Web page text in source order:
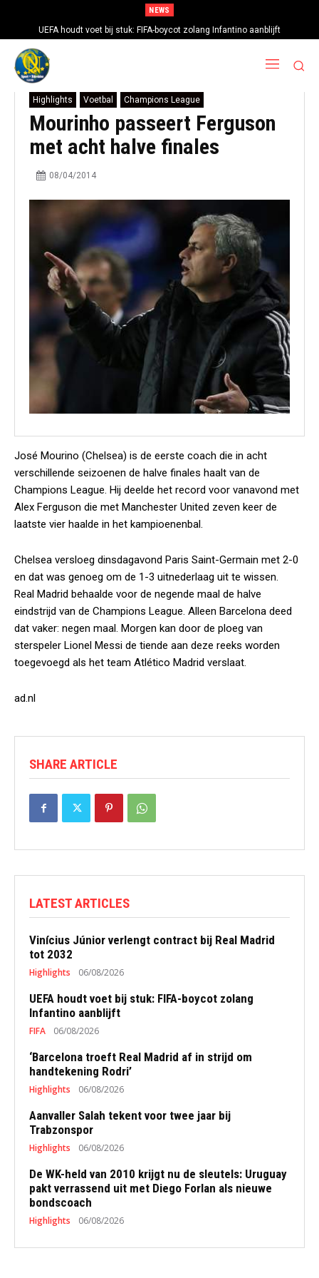
NEWS
UEFA houdt voet bij stuk: FIFA-boycot zolang Infantino aanblijft
Highlights Voetbal Champions League
Mourinho passeert Ferguson
met acht halve finales
08/04/2014
José Mourino (Chelsea) is de eerste coach die in acht
verschillende seizoenen de halve finales haalt van de
Champions League. Hij deelde het record voor vanavond met
Alex Ferguson die met Manchester United zeven keer de
laatste vier haalde in het kampioenenbal.
Chelsea versloeg dinsdagavond Paris Saint-Germain met 2-0
en dat was genoeg om de 1-3 uitnederlaag uit te wissen.
Real Madrid behaalde voor de negende maal de halve
eindstrijd van de Champions League. Alleen Barcelona deed
dat vaker: negen maal. Morgen kan door de ploeg van
sterspeler Lionel Messi de tiende aan deze reeks worden
toegevoegd als het team Atlético Madrid verslaat.
ad.nl
SHARE ARTICLE
LATEST ARTICLES
Vinícius Júnior verlengt contract bij Real Madrid
tot 2032
Highlights 06/08/2026
UEFA houdt voet bij stuk: FIFA-boycot zolang
Infantino aanblijft
FIFA 06/08/2026
‘Barcelona troeft Real Madrid af in strijd om
handtekening Rodri’
Highlights 06/08/2026
Aanvaller Salah tekent voor twee jaar bij
Trabzonspor
Highlights 06/08/2026
De WK-held van 2010 krijgt nu de sleutels: Uruguay
pakt verrassend uit met Diego Forlan als nieuwe
bondscoach
Highlights 06/08/2026